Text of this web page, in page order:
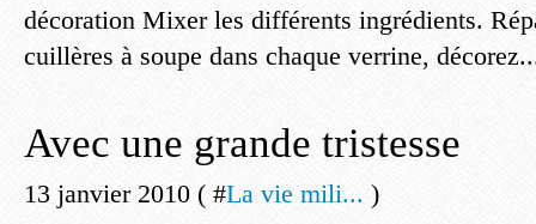
décoration Mixer les différents ingrédients.
cuillères à soupe dans chaque verrine,
Avec une grande tristesse
13 janvier 2010 ( #La vie mili... )